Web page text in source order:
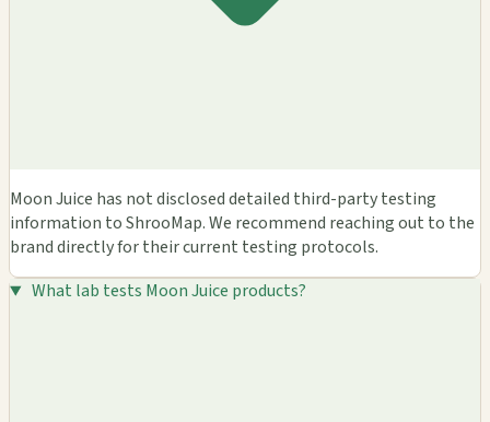
Moon Juice has not disclosed detailed third-party testing
information to ShrooMap. We recommend reaching out to the
brand directly for their current testing protocols.
What lab tests Moon Juice products?